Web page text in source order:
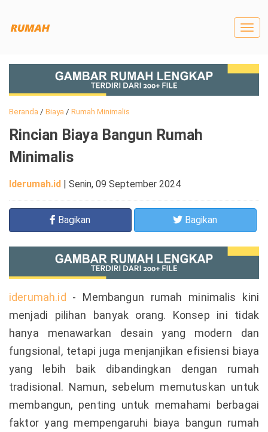
Beranda/ Biaya/ Rumah Minimalis
Rincian Biaya Bangun Rumah
Minimalis
Iderumah.id Senin, 09 September 2024
Bagikan Bagikan
iderumah.id - Membangun rumah minimalis kini
menjadi pilihan banyak orang. Konsep ini tidak
hanya menawarkan desain yang modern dan
fungsional, tetapi juga menjanjikan efisiensi biaya
yang lebih baik dibandingkan dengan rumah
tradisional. Namun, sebelum memutuskan untuk
membangun, penting untuk memahami berbagai
faktor yang mempengaruhi biaya bangun rumah